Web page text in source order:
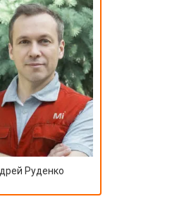
Руденко